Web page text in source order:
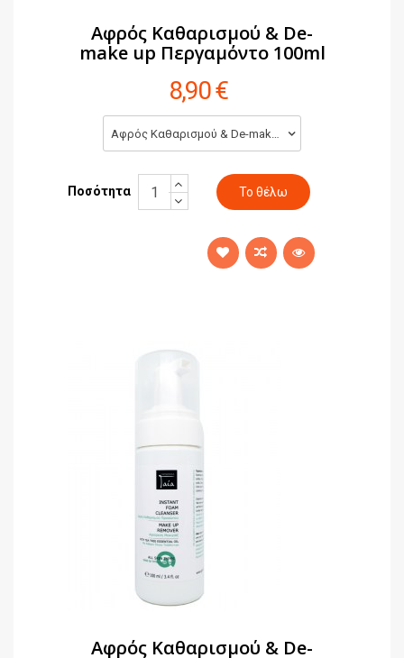
Αφρός Καθαρισμού & De-
make up Περγαμόντο 100ml
8,90 €
Αφρός Καθαρισμού & De-make up Περγαμόντο 100ml (8,90 €)
Ποσότητα
Αφρός Καθαρισμού & De-